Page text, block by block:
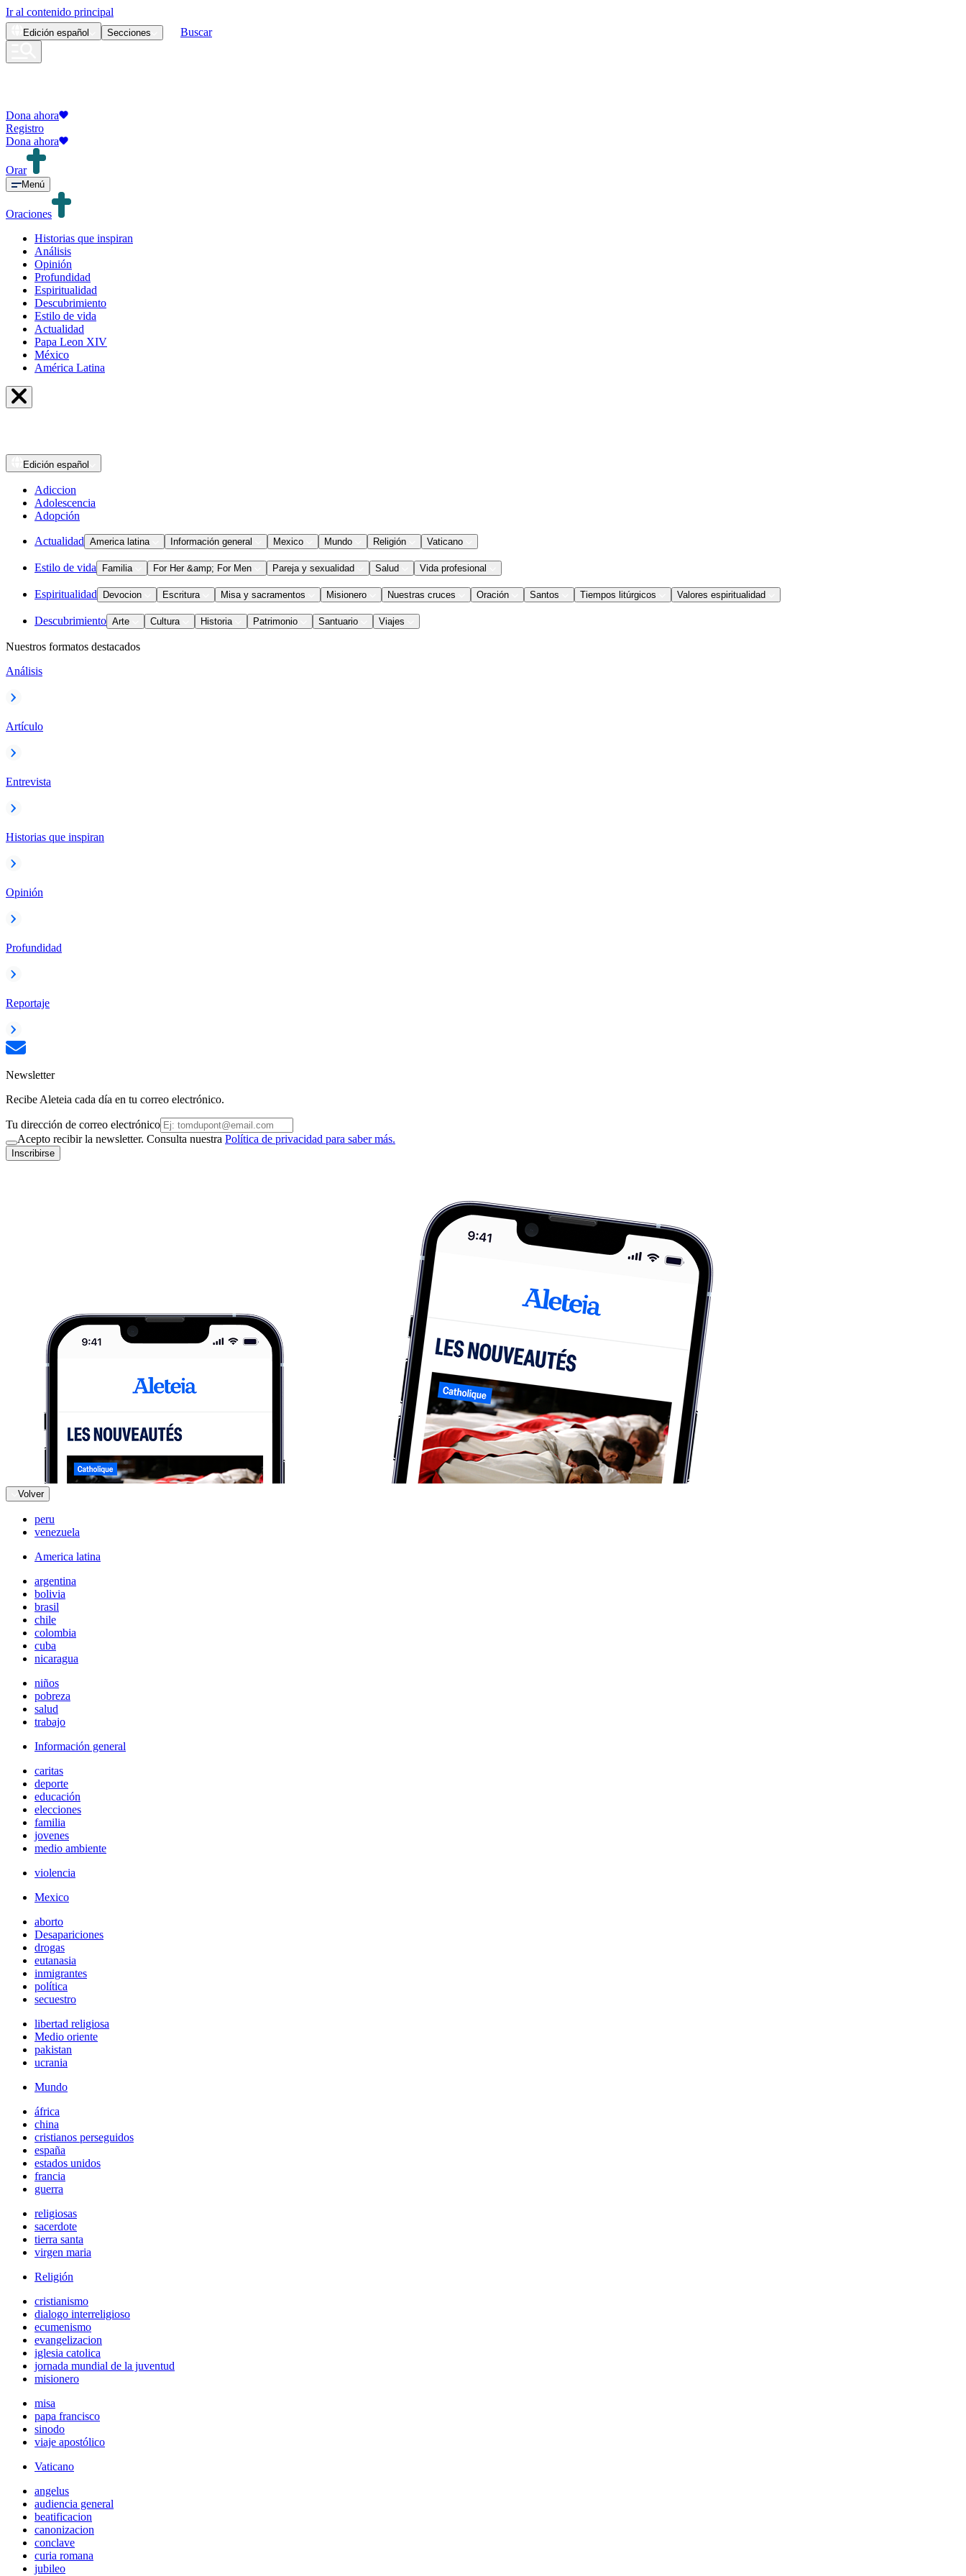
Ir al contenido principal
Edición español Secciones Buscar
Dona ahora
Registro
Dona ahora
Orar
Menú
Oraciones
Historias que inspiran
Análisis
Opinión
Profundidad
Espiritualidad
Descubrimiento
Estilo de vida
Actualidad
Papa Leon XIV
México
América Latina
Edición español
Adiccion
Adolescencia
Adopción
Actualidad America latina Información general Mexico Mundo Religión Vaticano
Estilo de vida Familia For Her &amp; For Men Pareja y sexualidad Salud Vida profesional
Espiritualidad Devocion Escritura Misa y sacramentos Misionero Nuestras cruces Oración Santos Tiempos litúrgicos Valores espiritualidad
Descubrimiento Arte Cultura Historia Patrimonio Santuario Viajes
Nuestros formatos destacados
Análisis
Artículo
Entrevista
Historias que inspiran
Opinión
Profundidad
Reportaje
Newsletter
Recibe Aleteia cada día en tu correo electrónico.
Tu dirección de correo electrónico
Acepto recibir la newsletter. Consulta nuestra Política de privacidad para saber más.
Inscribirse
Volver
peru
venezuela
America latina
argentina
bolivia
brasil
chile
colombia
cuba
nicaragua
niños
pobreza
salud
trabajo
Información general
caritas
deporte
educación
elecciones
familia
jovenes
medio ambiente
violencia
Mexico
aborto
Desapariciones
drogas
eutanasia
inmigrantes
política
secuestro
libertad religiosa
Medio oriente
pakistan
ucrania
Mundo
áfrica
china
cristianos perseguidos
españa
estados unidos
francia
guerra
religiosas
sacerdote
tierra santa
virgen maria
Religión
cristianismo
dialogo interreligioso
ecumenismo
evangelizacion
iglesia catolica
jornada mundial de la juventud
misionero
misa
papa francisco
sinodo
viaje apostólico
Vaticano
angelus
audiencia general
beatificacion
canonizacion
conclave
curia romana
jubileo